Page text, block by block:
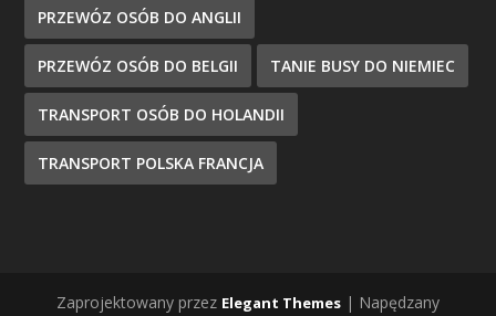
PRZEWÓZ OSÓB DO ANGLII
PRZEWÓZ OSÓB DO BELGII TANIE BUSY DO NIEMIEC
TRANSPORT OSÓB DO HOLANDII
TRANSPORT POLSKA FRANCJA
Zaprojektowany przez Elegant Themes | Napędzany